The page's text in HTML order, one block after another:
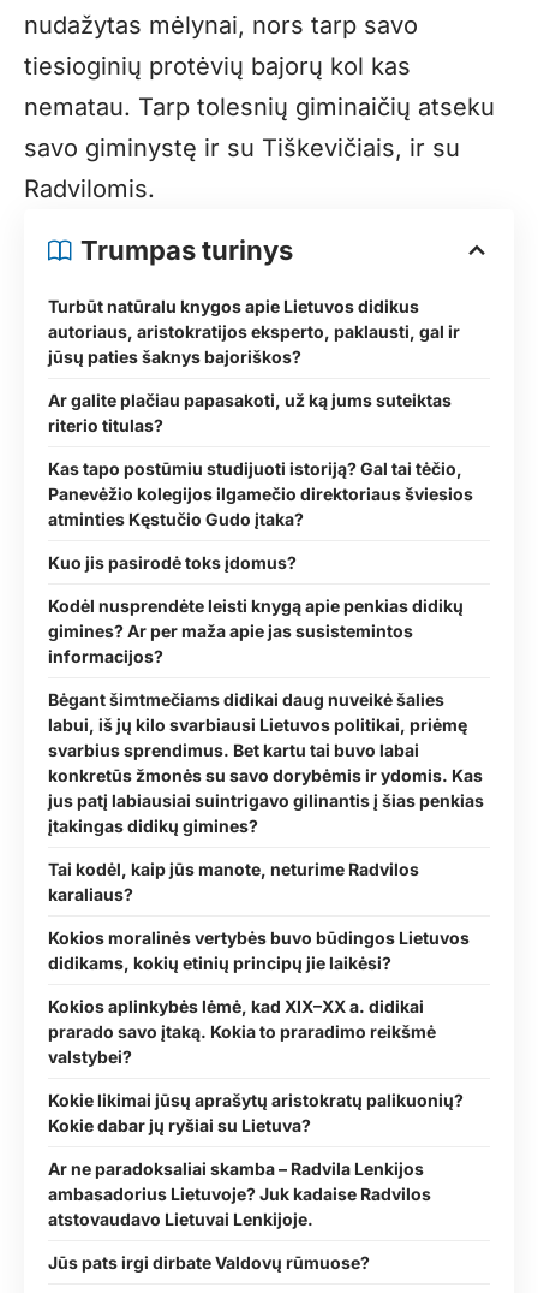
nudažytas mėlynai, nors tarp savo
tiesioginių protėvių bajorų kol kas
nematau. Tarp tolesnių giminaičių atseku
savo giminystę ir su Tiškevičiais, ir su
Radvilomis.
Trumpas turinys
Turbūt natūralu knygos apie Lietuvos didikus
autoriaus, aristokratijos eksperto, paklausti, gal ir
jūsų paties šaknys bajoriškos?
Ar galite plačiau papasakoti, už ką jums suteiktas
riterio titulas?
Kas tapo postūmiu studijuoti istoriją? Gal tai tėčio,
Panevėžio kolegijos ilgamečio direktoriaus šviesios
atminties Kęstučio Gudo įtaka?
Kuo jis pasirodė toks įdomus?
Kodėl nusprendėte leisti knygą apie penkias didikų
gimines? Ar per maža apie jas susistemintos
informacijos?
Bėgant šimtmečiams didikai daug nuveikė šalies
labui, iš jų kilo svarbiausi Lietuvos politikai, priėmę
svarbius sprendimus. Bet kartu tai buvo labai
konkretūs žmonės su savo dorybėmis ir ydomis. Kas
jus patį labiausiai suintrigavo gilinantis į šias penkias
įtakingas didikų gimines?
Tai kodėl, kaip jūs manote, neturime Radvilos
karaliaus?
Kokios moralinės vertybės buvo būdingos Lietuvos
didikams, kokių etinių principų jie laikėsi?
Kokios aplinkybės lėmė, kad XIX–XX a. didikai
prarado savo įtaką. Kokia to praradimo reikšmė
valstybei?
Kokie likimai jūsų aprašytų aristokratų palikuonių?
Kokie dabar jų ryšiai su Lietuva?
Ar ne paradoksaliai skamba – Radvila Lenkijos
ambasadorius Lietuvoje? Juk kadaise Radvilos
atstovaudavo Lietuvai Lenkijoje.
Jūs pats irgi dirbate Valdovų rūmuose?